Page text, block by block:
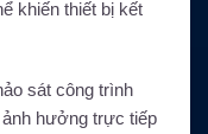
khiến thiết bị kết
sát công trình
hưởng trực tiếp